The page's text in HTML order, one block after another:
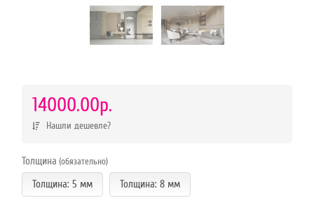
14000.00р.
Нашли дешевле?
Толщина (обязательно)
Толщина: 5 мм Толщина: 8 мм